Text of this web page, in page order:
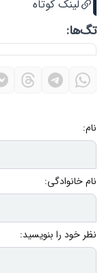
لینک کوتاه
تگ‌ها:
نام:
نام خانوادگی:
نظر خود را بنویسید: